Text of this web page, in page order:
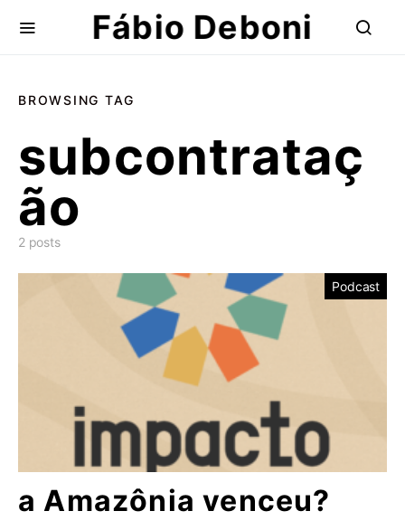
Fábio Deboni
BROWSING TAG
subcontrataç
ão
2 posts
Podcast
a Amazônia venceu?